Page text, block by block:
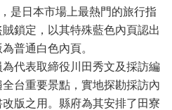
是日本市場上最熱門的旅行指
鎖定，以其特殊藍色內頁認出
普通白色內頁。
為代表取締役川田秀文及採訪編
台重要景點，實地探勘採訪內
版之用。縣府為其安排了田寮